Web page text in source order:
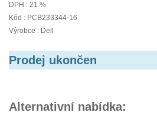
DPH : 21 %
Kód : PCB233344-16
Výrobce : Dell
Prodej ukončen
Alternativní nabídka: